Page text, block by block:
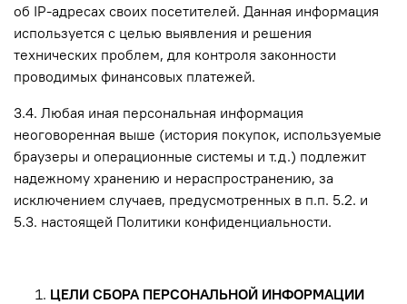
об IP-адресах своих посетителей. Данная информация
используется с целью выявления и решения
технических проблем, для контроля законности
проводимых финансовых платежей.
3.4. Любая иная персональная информация
неоговоренная выше (история покупок, используемые
браузеры и операционные системы и т.д.) подлежит
надежному хранению и нераспространению, за
исключением случаев, предусмотренных в п.п. 5.2. и
5.3. настоящей Политики конфиденциальности.
ЦЕЛИ СБОРА ПЕРСОНАЛЬНОЙ ИНФОРМАЦИИ